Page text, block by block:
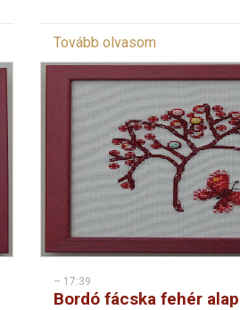
Tovább olvasom
– 17:39
Bordó fácska fehér